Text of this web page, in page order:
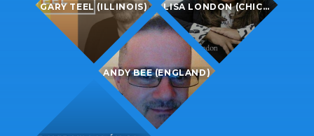
GARY TEEL (ILLINOIS) LISA LONDON (CHICAGO)
ANDY BEE (ENGLAND)